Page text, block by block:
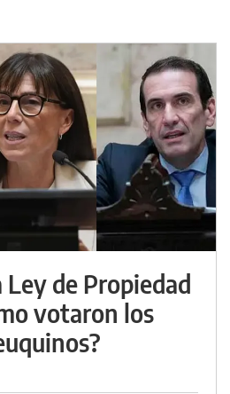
de Propiedad
votaron los